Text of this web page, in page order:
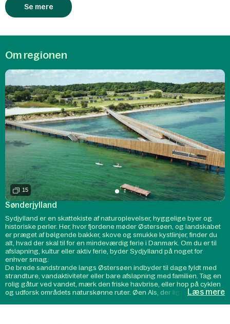
Se mere
Om regionen
15
Sønderjylland
Sydjylland er en skattekiste af naturoplevelser, hyggelige byer og
historiske perler. Her, hvor fjordene møder Østersøen, og landskabet
er præget af bølgende bakker, skove og smukke kystlinjer, finder du
alt, hvad der skal til for en mindeværdig ferie i Danmark. Om du er til
afslapning, kultur eller aktiv ferie, byder Sydjylland på noget for
enhver smag.
De brede sandstrande langs Østersøen indbyder til dage fyldt med
strandture, vandaktiviteter eller bare afslapning med familien. Tag en
rolig gåtur ved vandet, mærk den friske havbrise, eller hop på cyklen
og udforsk områdets naturskønne ruter. Øen Als, der ligger lige ud for
Læs mere